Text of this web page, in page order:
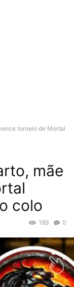
torneio de Mortal
mãe
colo
0
189